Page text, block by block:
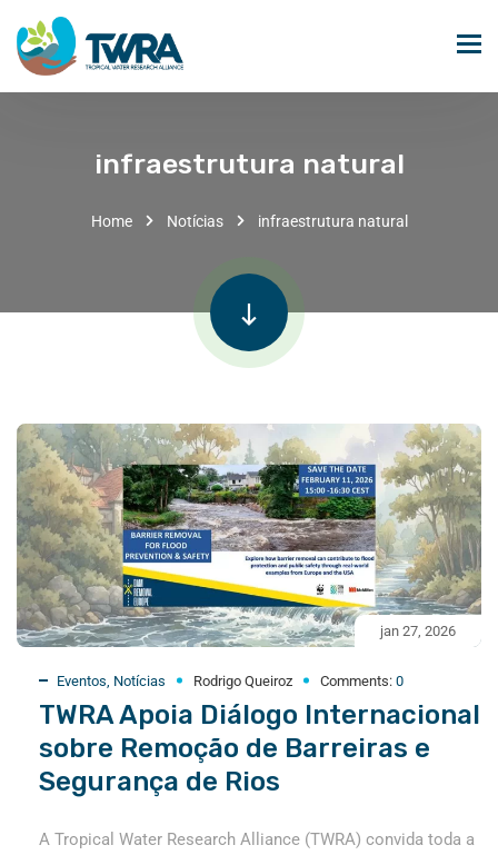
infraestrutura natural
Home Notícias infraestrutura natural
jan 27, 2026
Eventos Notícias Rodrigo Queiroz Comments: 0
TWRA Apoia Diálogo Internacional
sobre Remoção de Barreiras e
Segurança de Rios
A Tropical Water Research Alliance (TWRA) convida toda a